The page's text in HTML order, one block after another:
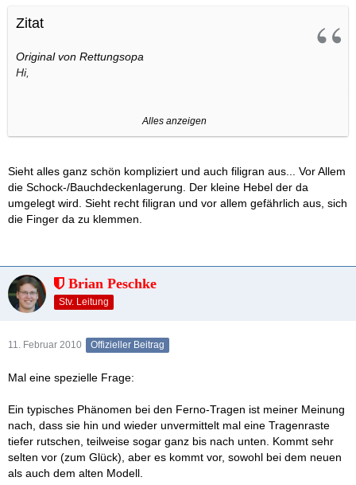
Zitat
Original von Rettungsopa
Hi,
Also Pensi ist aus Finland und damit wohl "im Norden" bekannt
und in Verwendung.
Aber was die da so bauen - da braucht man ja fast ein Studium,
um die Dinger zu bedienen
(schaut euch mal die Videos auf
der Seite über die 2000MA an!) Sieht alles recht toll aus, würde
gerne mal so´n Ding testen...
Alles anzeigen
Sieht alles ganz schön kompliziert und auch filigran aus... Vor Allem
die Schock-/Bauchdeckenlagerung. Der kleine Hebel der da
umgelegt wird. Sieht recht filigran und vor allem gefährlich aus, sich
die Finger da zu klemmen.
Brian Peschke
Stv. Leitung
11. Februar 2010 Offizieller Beitrag
Mal eine spezielle Frage:
Ein typisches Phänomen bei den Ferno-Tragen ist meiner Meinung
nach, dass sie hin und wieder unvermittelt mal eine Tragenraste
tiefer rutschen, teilweise sogar ganz bis nach unten. Kommt sehr
selten vor (zum Glück), aber es kommt vor, sowohl bei dem neuen
als auch dem alten Modell.